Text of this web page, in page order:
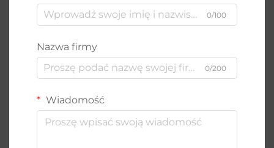
0/100
Nazwa firmy
0/200
Wiadomość